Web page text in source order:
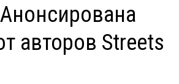
авторов Streets